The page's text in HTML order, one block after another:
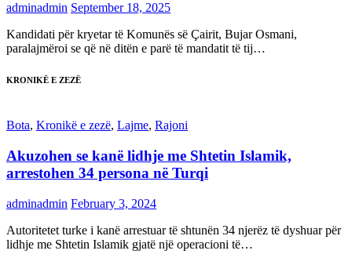
adminadmin September 18, 2025
Kandidati për kryetar të Komunës së Çairit, Bujar Osmani,
paralajmëroi se që në ditën e parë të mandatit të tij…
KRONIKË E ZEZË
Bota, Kronikë e zezë, Lajme, Rajoni
Akuzohen se kanë lidhje me Shtetin Islamik,
arrestohen 34 persona në Turqi
adminadmin February 3, 2024
Autoritetet turke i kanë arrestuar të shtunën 34 njerëz të dyshuar për
lidhje me Shtetin Islamik gjatë një operacioni të…